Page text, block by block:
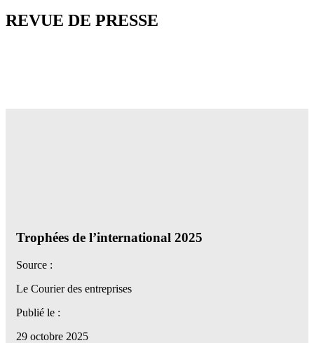
REVUE DE PRESSE
Trophées de l’international 2025
Source :
Le Courier des entreprises
Publié le :
29 octobre 2025